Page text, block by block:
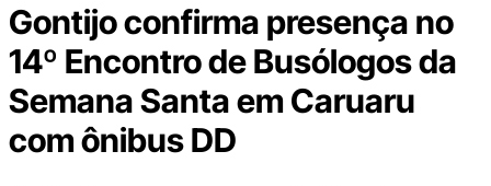
Gontijo confirma presença no
14º Encontro de Busólogos da
Semana Santa em Caruaru
com ônibus DD